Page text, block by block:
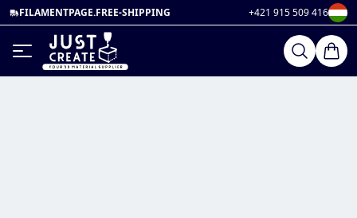
FILAMENTPAGE.FREE-SHIPPING +421 915 509 416